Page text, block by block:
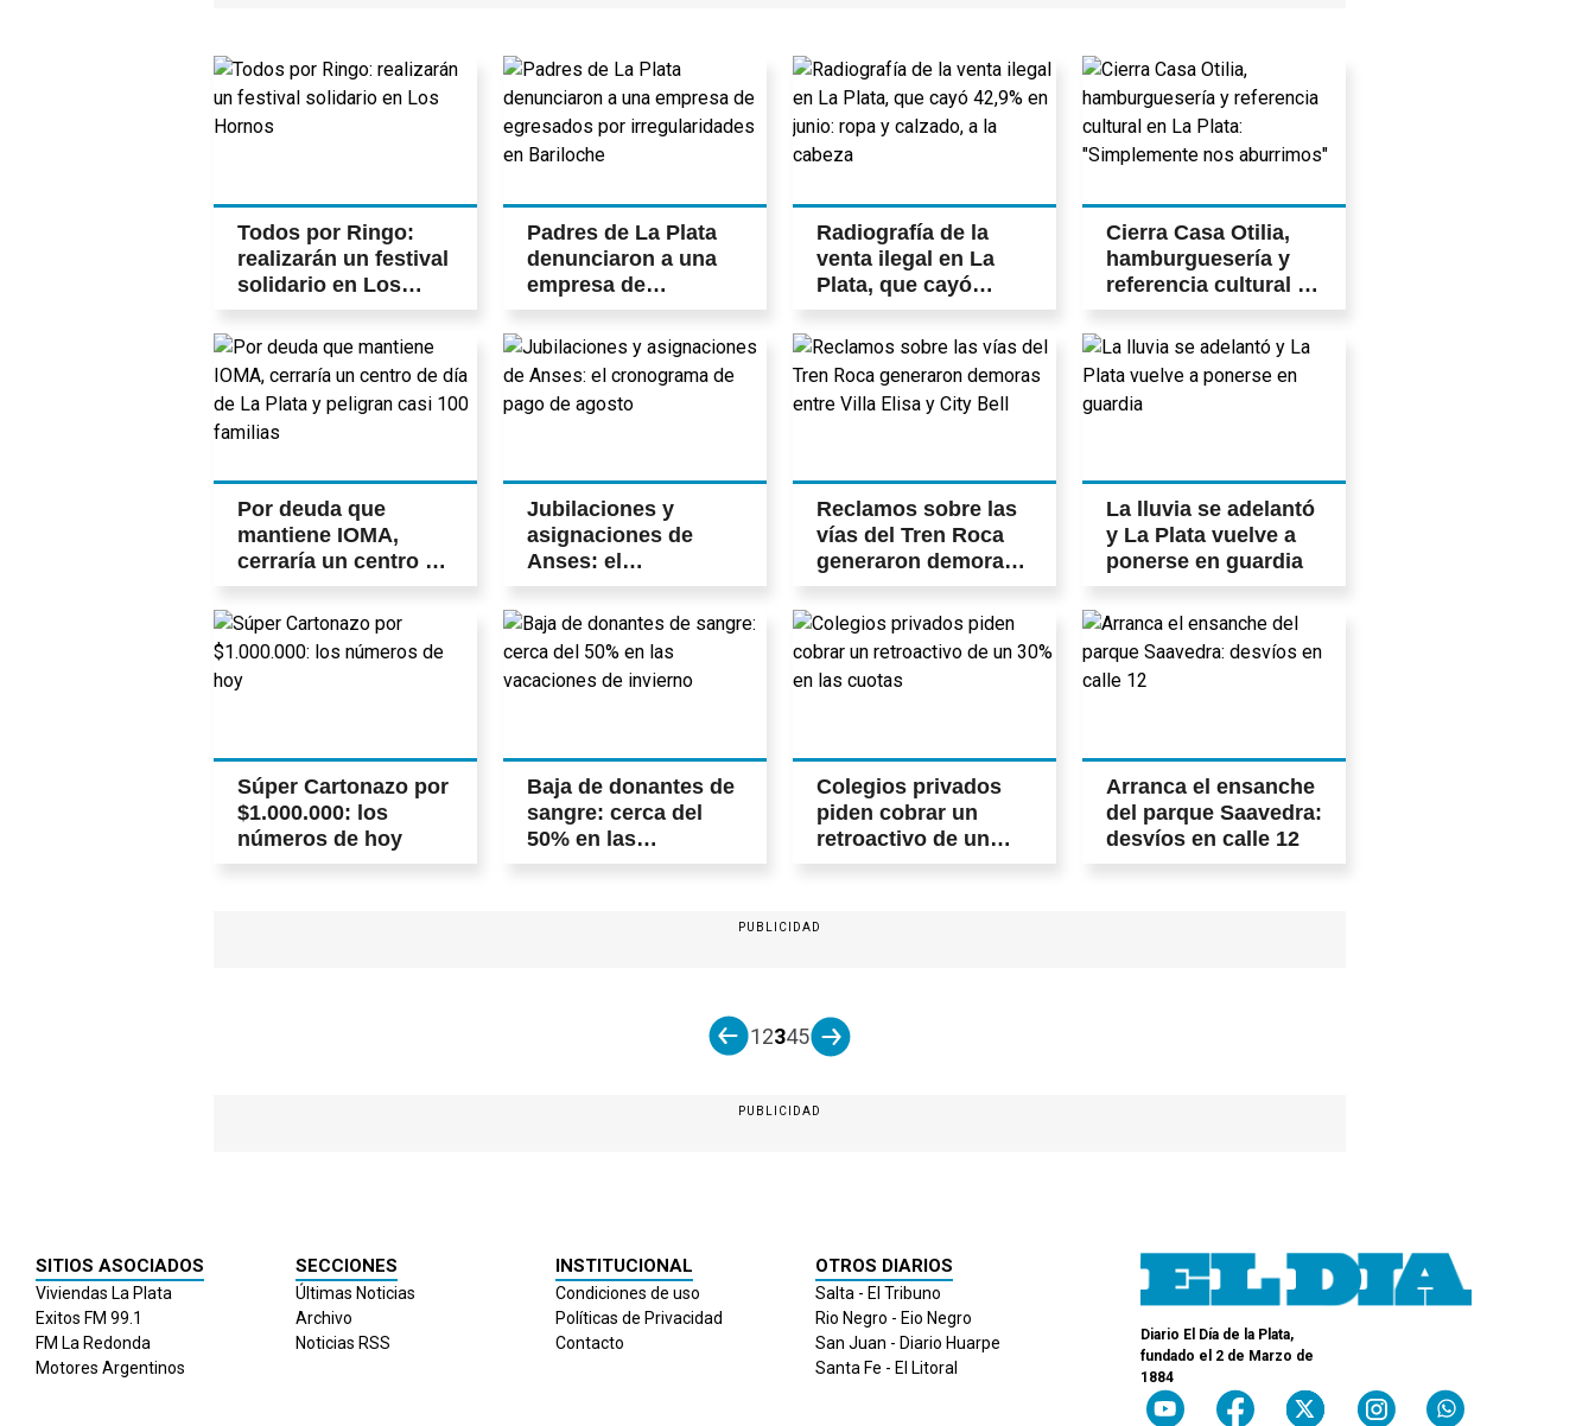
Todos por Ringo:
realizarán un festival
solidario en Los
Hornos
Padres de La Plata
denunciaron a una
empresa de
egresados por
irregularidades en
Bariloche
Radiografía de la
venta ilegal en La
Plata, que cayó
42,9% en junio: ropa
y calzado, a la
cabeza
Cierra Casa Otilia,
hamburguesería y
referencia cultural en
La Plata:
"Simplemente nos
aburrimos"
Por deuda que
mantiene IOMA,
cerraría un centro de
día de La Plata y
peligran casi 100
familias
Jubilaciones y
asignaciones de
Anses: el
cronograma de pago
de agosto
Reclamos sobre las
vías del Tren Roca
generaron demoras
entre Villa Elisa y
City Bell
La lluvia se adelantó
y La Plata vuelve a
ponerse en guardia
Súper Cartonazo por
$1.000.000: los
números de hoy
Baja de donantes de
sangre: cerca del
50% en las
vacaciones de
Colegios privados
piden cobrar un
retroactivo de un
30% en las cuotas
Arranca el ensanche
del parque Saavedra:
desvíos en calle 12
PUBLICIDAD
12345
PUBLICIDAD
Diario El Día de la Plata,
fundado el 2 de Marzo de
1884
SITIOS ASOCIADOS
Viviendas La Plata
Exitos FM 99.1
FM La Redonda
Motores Argentinos
SECCIONES
Últimas Noticias
Archivo
Noticias RSS
INSTITUCIONAL
Condiciones de uso
Políticas de Privacidad
Contacto
OTROS DIARIOS
Salta - El Tribuno
Rio Negro - Eio Negro
San Juan - Diario Huarpe
Santa Fe - El Litoral